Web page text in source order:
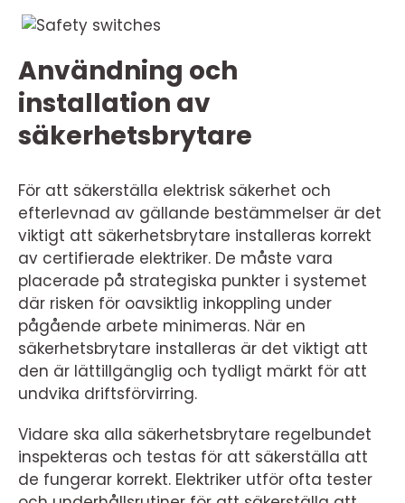
Användning och
installation av
säkerhetsbrytare
För att säkerställa elektrisk säkerhet och
efterlevnad av gällande bestämmelser är det
viktigt att säkerhetsbrytare installeras korrekt
av certifierade elektriker. De måste vara
placerade på strategiska punkter i systemet
där risken för oavsiktlig inkoppling under
pågående arbete minimeras. När en
säkerhetsbrytare installeras är det viktigt att
den är lättillgänglig och tydligt märkt för att
undvika driftsförvirring.
Vidare ska alla säkerhetsbrytare regelbundet
inspekteras och testas för att säkerställa att
de fungerar korrekt. Elektriker utför ofta tester